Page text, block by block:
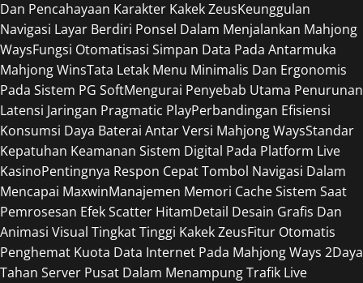
Dan Pencahayaan Karakter Kakek ZeusKeunggulan
Navigasi Layar Berdiri Ponsel Dalam Menjalankan Mahjong
WaysFungsi Otomatisasi Simpan Data Pada Antarmuka
Mahjong WinsTata Letak Menu Minimalis Dan Ergonomis
Pada Sistem PG SoftMengurai Penyebab Utama Penurunan
Latensi Jaringan Pragmatic PlayPerbandingan Efisiensi
Konsumsi Daya Baterai Antar Versi Mahjong WaysStandar
Kepatuhan Keamanan Sistem Digital Pada Platform Live
KasinoPentingnya Respon Cepat Tombol Navigasi Dalam
Mencapai MaxwinManajemen Memori Cache Sistem Saat
Pemrosesan Efek Scatter HitamDetail Desain Grafis Dan
Animasi Visual Tingkat Tinggi Kakek ZeusFitur Otomatis
Penghemat Kuota Data Internet Pada Mahjong Ways 2Daya
Tahan Server Pusat Dalam Menampung Trafik Live